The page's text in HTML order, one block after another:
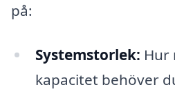
på:
Systemstorlek: Hur
kapacitet behöver